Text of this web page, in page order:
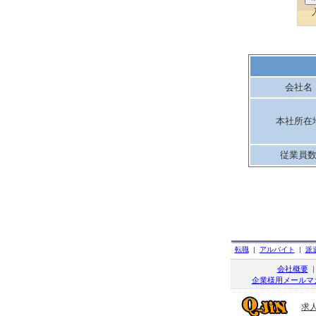
会社名
本社所在
従業員数
転職| アルバイト | 派
会社概要|
企業様用メールマ
求